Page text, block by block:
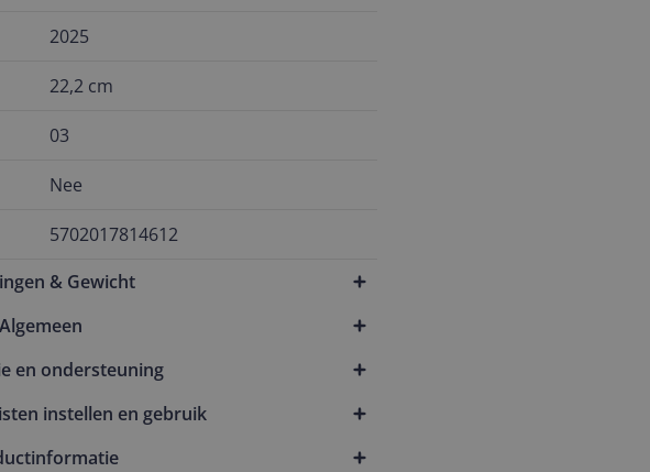
2025
22,2 cm
03
Nee
5702017814612
& Gewicht
Algemeen
en ondersteuning
instellen en gebruik